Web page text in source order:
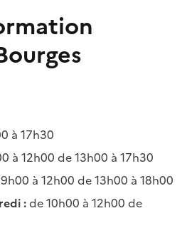
à 17h30
à 12h00 de 13h00 à 17h30
à 12h00 de 13h00 à 18h00
:de 10h00 à 12h00 de